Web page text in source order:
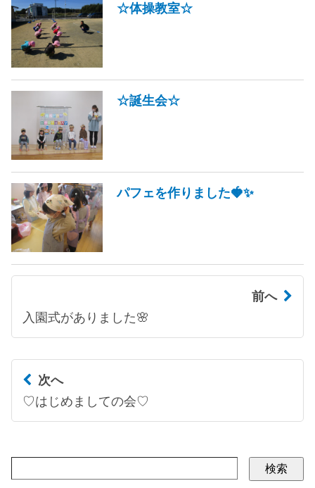
☆体操教室☆
☆誕生会☆
パフェを作りました🍓✨
前へ
入園式がありました🌸
次へ
♡はじめましての会♡
検索